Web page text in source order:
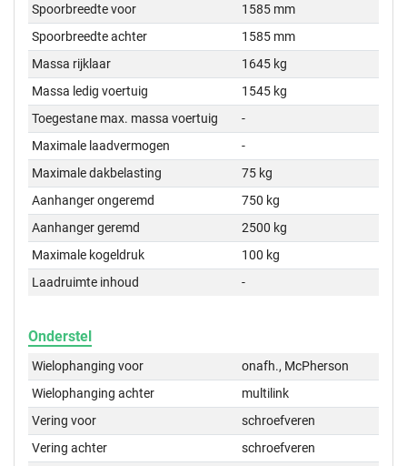
Spoorbreedte voor
1585 mm
Spoorbreedte achter
1585 mm
Massa rijklaar
1645 kg
Massa ledig voertuig
1545 kg
Toegestane max. massa voertuig
-
Maximale laadvermogen
-
Maximale dakbelasting
75 kg
Aanhanger ongeremd
750 kg
Aanhanger geremd
2500 kg
Maximale kogeldruk
100 kg
Laadruimte inhoud
-
Onderstel
Wielophanging voor
onafh., McPherson
Wielophanging achter
multilink
Vering voor
schroefveren
Vering achter
schroefveren